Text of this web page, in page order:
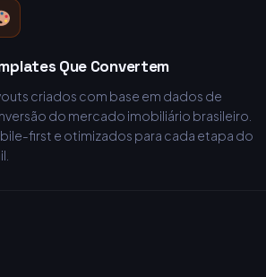
Que Convertem
criados com base em dados de
do mercado imobiliário brasileiro.
first e otimizados para cada etapa do